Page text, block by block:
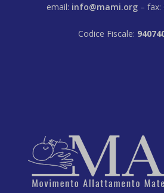
email: info@mami.org – fax:
Codice Fiscale: